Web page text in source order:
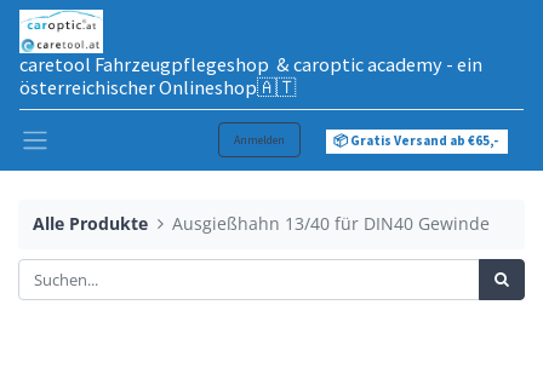
caretool Fahrzeugpflegeshop & caroptic academy - ein
österreichischer Onlineshop🇦🇹
Anmelden 📦 Gratis Versand ab €65,-
Alle Produkte Ausgießhahn 13/40 für DIN40 Gewinde